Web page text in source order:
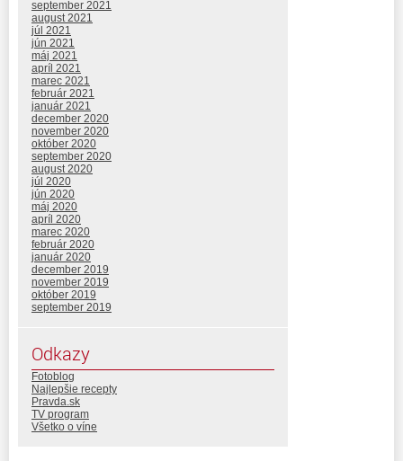
september 2021
august 2021
júl 2021
jún 2021
máj 2021
apríl 2021
marec 2021
február 2021
január 2021
december 2020
november 2020
október 2020
september 2020
august 2020
júl 2020
jún 2020
máj 2020
apríl 2020
marec 2020
február 2020
január 2020
december 2019
november 2019
október 2019
september 2019
Odkazy
Fotoblog
Najlepšie recepty
Pravda.sk
TV program
Všetko o víne